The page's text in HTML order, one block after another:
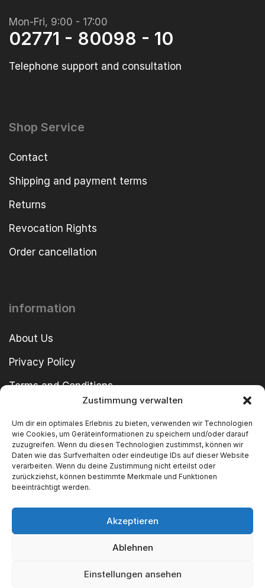
Zustimmung verwalten
Um dir ein optimales Erlebnis zu bieten, verwenden wir Technologien
wie Cookies, um Geräteinformationen zu speichern und/oder darauf
zuzugreifen. Wenn du diesen Technologien zustimmst, können wir
Daten wie das Surfverhalten oder eindeutige IDs auf dieser Website
verarbeiten. Wenn du deine Zustimmung nicht erteilst oder
zurückziehst, können bestimmte Merkmale und Funktionen
beeinträchtigt werden.
Akzeptieren
Ablehnen
Einstellungen ansehen
Mon-Fri, 9:00 - 17:00
02771 - 80098 - 10
Telephone support and consultation
Shop Service
Contact
Shipping and payment terms
Returns
Revocation Rights
Order cancellation
information
About Us
Privacy Policy
Terms and Conditions
Copyright © 2024 SWT GmbH